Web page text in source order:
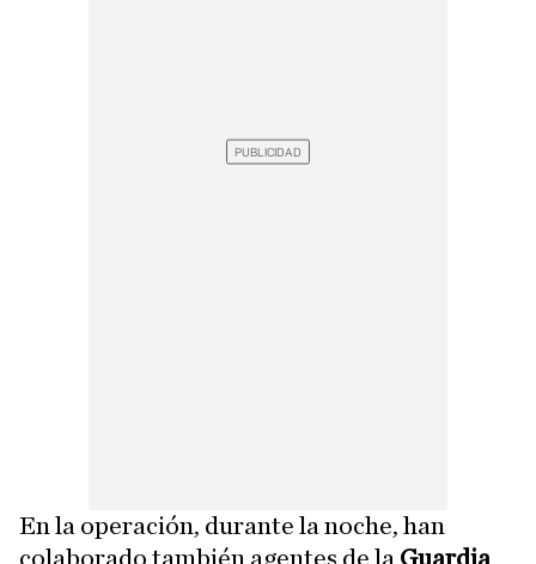
En la operación, durante la noche, han
colaborado también agentes de la Guardia